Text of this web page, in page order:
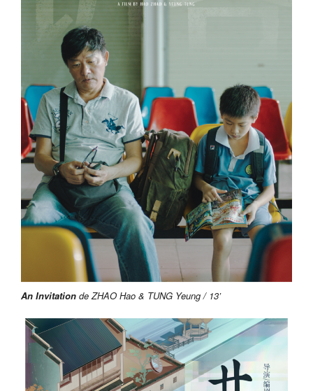
An Invitation de ZHAO Hao & TUNG Yeung / 13’